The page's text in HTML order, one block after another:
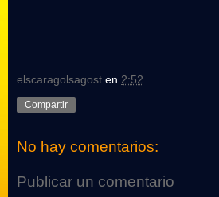
elscaragolsagost en 2:52
Compartir
No hay comentarios:
Publicar un comentario